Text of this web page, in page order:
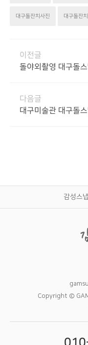
대구돌잔치사진 대구돌잔치
이전글
돌야외촬영 대구돌
다음글
대구미술관 대구돌
감성스
Copyright ©